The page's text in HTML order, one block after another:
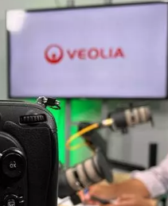
NUCLEAR SOLUTIONS
OFIS
SEDE BENELUX
WATER TECHNOLOGIES